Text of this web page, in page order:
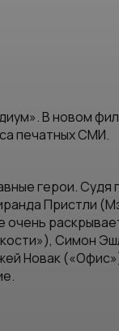
В новом
печатных СМИ.
герои. Судя
Пристли
очень
Симон
Новак